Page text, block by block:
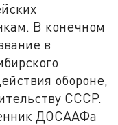
В конечном
в
обороне,
СССР.
ДОСААФа